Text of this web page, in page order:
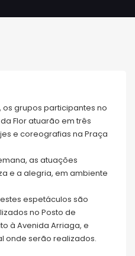
grupos participantes no
Flor atuarão em três
e coreografias na Praça
as atuações
e a alegria, em ambiente
espetáculos são
no Posto de
à Avenida Arriaga, e
onde serão realizados.